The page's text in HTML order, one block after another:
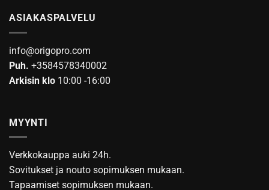
ASIAKASPALVELU
info@origopro.com
Puh. +3584578340002
Arkisin klo 10:00 -16:00
MYYNTI
Verkkokauppa auki 24h.
Sovitukset ja nouto sopimuksen mukaan.
Tapaamiset sopimuksen mukaan.